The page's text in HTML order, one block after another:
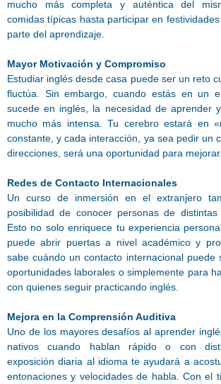
mucho más completa y auténtica del
comidas típicas hasta participar en
parte del aprendizaje.
Mayor Motivación y Compromiso
Estudiar inglés desde casa puede ser un reto
fluctúa. Sin embargo, cuando estás en un
sucede en inglés, la necesidad de aprender
mucho más intensa. Tu cerebro estará en
constante, y cada interacción, ya sea pedir un
direcciones, será una oportunidad para mejorar.
Redes de Contacto Internacionales
Un curso de inmersión en el extranjero
posibilidad de conocer personas de distintas
Esto no solo enriquece tu experiencia
puede abrir puertas a nivel académico y
sabe cuándo un contacto internacional puede
oportunidades laborales o simplemente para
con quienes seguir practicando inglés.
Mejora en la Comprensión Auditiva
Uno de los mayores desafíos al aprender
nativos cuando hablan rápido o con
exposición diaria al idioma te ayudará a
entonaciones y velocidades de habla. Con el